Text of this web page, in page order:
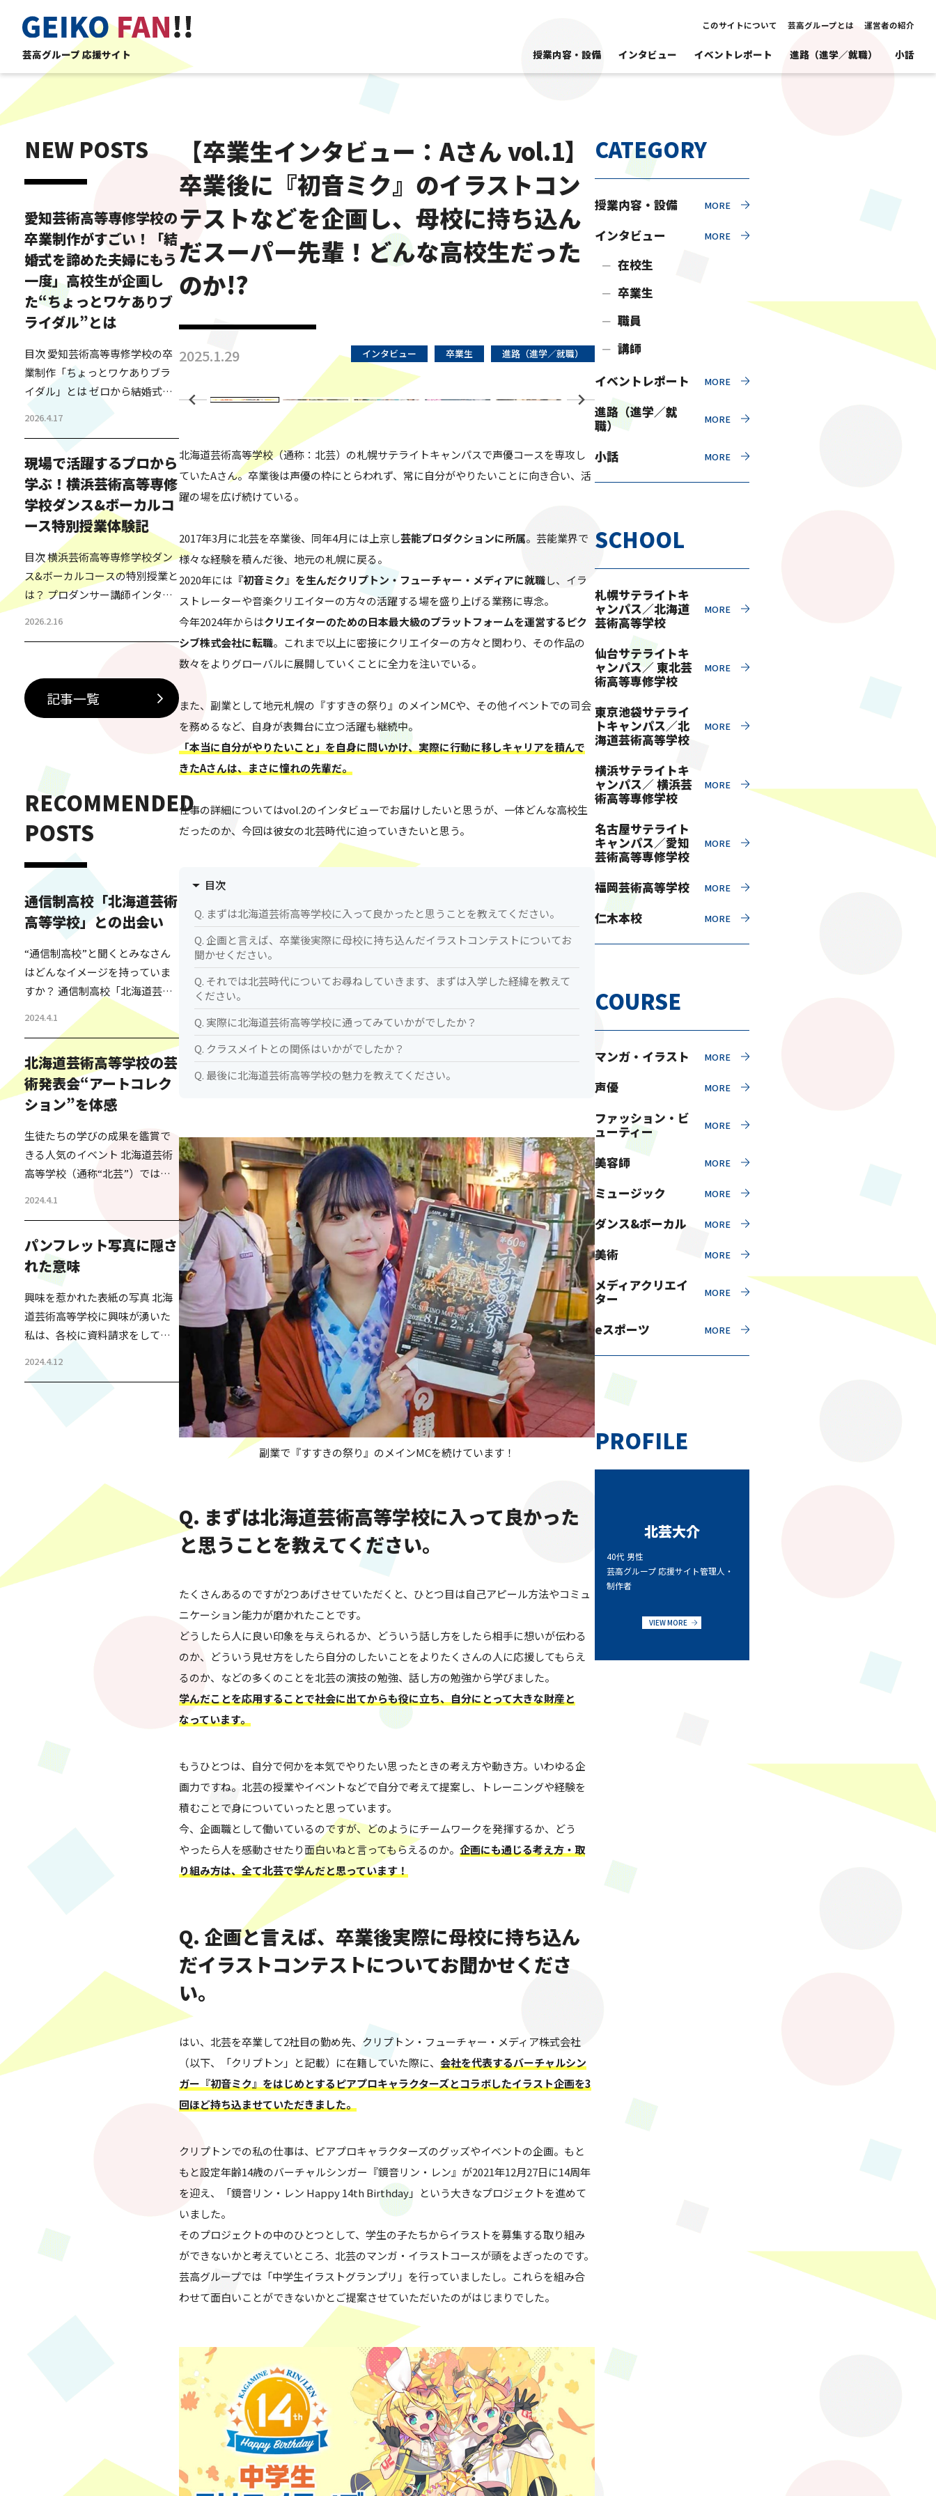
芸高グループ 応援サイト 授業内容・設備 インタビュー イベントレポート 進路（進学／就職） 小話
このサイトについて 芸高グループとは 運営者の紹介
【卒業生インタビュー：Aさん vol.1】
卒業後に『初音ミク』のイラストコン
テストなどを企画し、母校に持ち込ん
だスーパー先輩！どんな高校生だった
のか!?
2025.1.29 インタビュー 卒業生 進路（進学／就職）
鏡音リン・レン Happy 14th Birthdayコラボ企画 「中校生クリエイティブコンテスト」
北海道芸術高等学校（通称：北芸）の札幌サテライトキャンパスで声優コースを専攻し
ていたAさん。卒業後は声優の枠にとらわれず、常に自分がやりたいことに向き合い、活
躍の場を広げ続けている。
2017年3月に北芸を卒業後、同年4月には上京し芸能プロダクションに所属。芸能業界で
様々な経験を積んだ後、地元の札幌に戻る。
2020年には 『初音ミク』を生んだクリプトン・フューチャー・メディアに就職し、イラ
ストレーターや音楽クリエイターの方々の活躍する場を盛り上げる業務に専念。
今年2024年からはクリエイターのための日本最大級のプラットフォームを運営するピク
シブ株式会社に転職。これまで以上に密接にクリエイターの方々と関わり、その作品の
数々をよりグローバルに展開していくことに全力を注いでいる。
また、副業として地元札幌の『すすきの祭り』のメインMCや、その他イベントでの司会
を務めるなど、自身が表舞台に立つ活躍も継続中。
「本当に自分がやりたいこと」を自身に問いかけ、実際に行動に移しキャリアを積んで
きたAさんは、まさに憧れの先輩だ。
仕事の詳細についてはvol.2のインタビューでお届けしたいと思うが、一体どんな高校生
だったのか、今回は彼女の北芸時代に迫っていきたいと思う。
目次
Q. まずは北海道芸術高等学校に入って良かったと思うことを教えてください。
Q. 企画と言えば、卒業後実際に母校に持ち込んだイラストコンテストについてお
聞かせください。
Q. それでは北芸時代についてお尋ねしていきます、まずは入学した経緯を教えて
ください。
Q. 実際に北海道芸術高等学校に通ってみていかがでしたか？
Q. クラスメイトとの関係はいかがでしたか？
Q. 最後に北海道芸術高等学校の魅力を教えてください。
副業で『すすきの祭り』のメインMCを続けています！
Q. まずは北海道芸術高等学校に入って良かった
と思うことを教えてください。
たくさんあるのですが2つあげさせていただくと、ひとつ目は自己アピール方法やコミュ
ニケーション能力が磨かれたことです。
どうしたら人に良い印象を与えられるか、どういう話し方をしたら相手に想いが伝わる
のか、どういう見せ方をしたら自分のしたいことをよりたくさんの人に応援してもらえ
るのか、などの多くのことを北芸の演技の勉強、話し方の勉強から学びました。
学んだことを応用することで社会に出てからも役に立ち、自分にとって大きな財産と
なっています。
もうひとつは、自分で何かを本気でやりたい思ったときの考え方や動き方。いわゆる企
画力ですね。北芸の授業やイベントなどで自分で考えて提案し、トレーニングや経験を
積むことで身についていったと思っています。
今、企画職として働いているのですが、どのようにチームワークを発揮するか、どう
やったら人を感動させたり面白いねと言ってもらえるのか。 企画にも通じる考え方・取
り組み方は、全て北芸で学んだと思っています！
Q. 企画と言えば、卒業後実際に母校に持ち込ん
だイラストコンテストについてお聞かせくださ
い。
はい、北芸を卒業して2社目の勤め先、クリプトン・フューチャー・メディア株式会社
（以下、「クリプトン」と記載）に在籍していた際に、 会社を代表するバーチャルシン
ガー『初音ミク』をはじめとするピアプロキャラクターズとコラボしたイラスト企画を3
回ほど持ち込ませていただきました。
クリプトンでの私の仕事は、ピアプロキャラクターズのグッズやイベントの企画。もと
もと設定年齢14歳のバーチャルシンガー『鏡音リン・レン』が2021年12月27日に14周年
を迎え、「鏡音リン・レン Happy 14th Birthday」という大きなプロジェクトを進めて
いました。
そのプロジェクトの中のひとつとして、学生の子たちからイラストを募集する取り組み
ができないかと考えていところ、北芸のマンガ・イラストコースが頭をよぎったのです。
芸高グループでは「中学生イラストグランプリ」を行っていましたし。これらを組み合
わせて面白いことができないかとご提案させていただいたのがはじまりでした。
CATEGORY
授業内容・設備
インタビュー
在校生
卒業生
職員
講師
イベントレポート
進路（進学／就
職）
小話
SCHOOL
札幌サテライトキ
ャンパス／北海道
芸術高等学校
仙台サテライトキ
ャンパス／ 東北芸
術高等専修学校
東京池袋サテライ
トキャンパス／北
海道芸術高等学校
横浜サテライトキ
ャンパス／ 横浜芸
術高等専修学校
名古屋サテライト
キャンパス／愛知
芸術高等専修学校
福岡芸術高等学校
仁木本校
COURSE
マンガ・イラスト
声優
ファッション・ビ
ューティー
美容師
ミュージック
ダンス&ボーカル
美術
メディアクリエイ
ター
eスポーツ
PROFILE
北芸大介
40代 男性
芸高グループ 応援サイト管理人・
制作者
VIEW MORE
NEW POSTS
愛知芸術高等専修学校の
卒業制作がすごい！「結
婚式を諦めた夫婦にもう
一度」高校生が企画し
た“ちょっとワケありブ
ライダル”とは
目次 愛知芸術高等専修学校の卒
業制作「ちょっとワケありブラ
イダル」とは ゼロから結婚式を
り添う学びとは？先生から見た
教育の価値 “誰かのために本気に
なる”卒業制作が教えてくれるこ
と 「芸高グループ」とは 愛知芸
術高等専修学校の卒業制作「ち
ょっとワケありブライダル」と
は 愛知芸術高等専修学校のファ
ッション・ビュー…
2026.4.17
現場で活躍するプロから
学ぶ！横浜芸術高等専修
学校ダンス&ボーカルコ
ース特別授業体験記
目次 横浜芸術高等専修学校ダン
ス&ボーカルコースの特別授業と
は？ プロダンサー講師インタビ
「芸高グループ」とは 横浜芸術
高等専修学校ダンス&ボーカルコ
ースでは、日々の授業に加え
て、…
2026.2.16
記事一覧
RECOMMENDED
POSTS
通信制高校「北海道芸術
高等学校」との出会い
“通信制高校”と聞くとみなさん
はどんなイメージを持っていま
すか？ 通信制高校「北海道芸術
高等学校」通称“北芸”の名前を
私が知ったのは、今からちょう
ど20年くらい前のこと。 北海道
で高校の資格が取れる学校の特
区ができるということで、その
特区を活用して、北海道芸術高
だった。 その話を人づてに聞い
た私は、単に高卒の資格を欲し
い人が通信制で簡単に資格を取
得する仕組みで、日本の過…
2024.4.1
北海道芸術高等学校の芸
術発表会“アートコレク
ション”を体感
生徒たちの学びの成果を鑑賞で
きる人気のイベント 北海道芸術
高等学校（通称“北芸”）では、
を毎年行っている。 生徒・保護
者・これから受験を考えている
方・生徒の母校の先生など、幅
広い方が生徒の様子を見に来ら
れる発表会である。2,000人ほど
収容できるホールが、毎年満員
になる人気のイベントだ。 その
発表会の成果を見れば…
2024.4.1
パンフレット写真に隠さ
れた意味
興味を惹かれた表紙の写真 北海
道芸術高等学校に興味が湧いた
私は、各校に資料請求をしてみ
真が掲載されていた。足を組ん
でる方もいて、それが少し気に
なったが、パンフレットをひと
通り読み終えた。 後日、職員の
方に…
2024.4.12